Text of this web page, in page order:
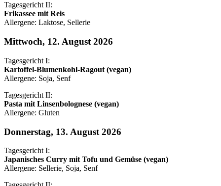
Tagesgericht II:
Frikassee mit Reis
Allergene: Laktose, Sellerie
Mittwoch, 12. August 2026
Tagesgericht I:
Kartoffel-Blumenkohl-Ragout (vegan)
Allergene: Soja, Senf
Tagesgericht II:
Pasta mit Linsenbolognese (vegan)
Allergene: Gluten
Donnerstag, 13. August 2026
Tagesgericht I:
Japanisches Curry mit Tofu und Gemüse (vegan)
Allergene: Sellerie, Soja, Senf